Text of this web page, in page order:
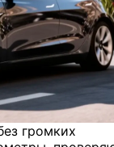
громких